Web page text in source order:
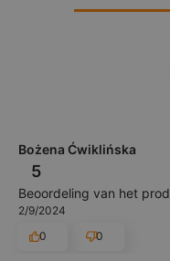
Bożena Ćwiklińska
5
Beoordeling van het
2/9/2024
0
0